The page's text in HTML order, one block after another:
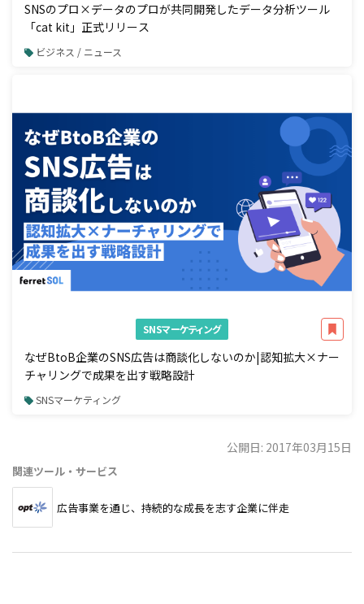
SNSのプロ×データのプロが共同開発したデータ分析ツール
「cat kit」正式リリース
ビジネス / ニュース
SNSマーケティング
なぜBtoB企業のSNS広告は商談化しないのか|認知拡大×ナー
チャリングで成果を出す戦略設計
SNSマーケティング
公開日: 2017年03月15日
関連ツール・サービス
広告事業を通じ、持続的な成長を志す企業に伴走